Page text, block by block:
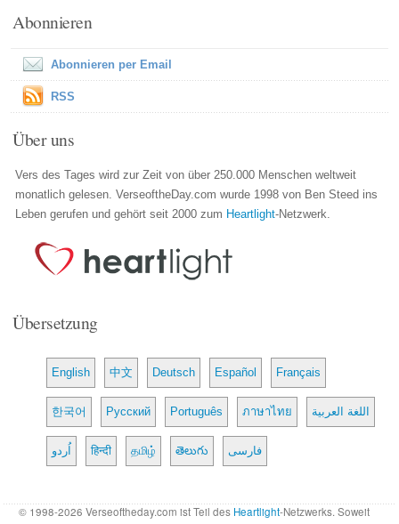
Abonnieren
Abonnieren per Email
RSS
Über uns
Vers des Tages wird zur Zeit von über 250.000 Menschen weltweit
monatlich gelesen. VerseoftheDay.com wurde 1998 von Ben Steed ins
Leben gerufen und gehört seit 2000 zum Heartlight-Netzwerk.
Übersetzung
English 中文 Deutsch Español Français
한국어 Русский Português ภาษาไทย اللغة العربية
اُردو हिन्दी தமிழ் తెలుగు فارسی
© 1998-2026 Verseoftheday.com ist Teil des Heartlight-Netzwerks. Soweit